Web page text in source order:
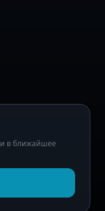
в ближайшее